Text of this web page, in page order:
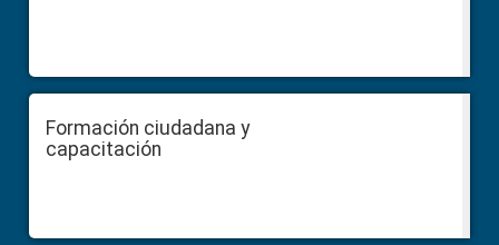
Formación ciudadana y
capacitación